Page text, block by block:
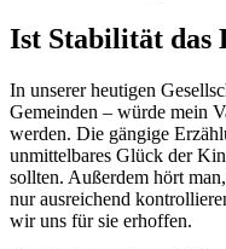
Ist Stabilität das
In unserer heutigen
Gemeinden – würde mein
werden. Die gängige
unmittelbares Glück der
sollten. Außerdem hört
nur ausreichend
wir uns für sie erhoffen.